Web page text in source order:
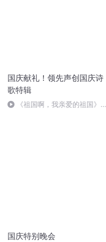
国庆献礼！领先声创国庆诗
歌特辑
《祖国啊，我亲爱的祖国》温
国庆特别晚会